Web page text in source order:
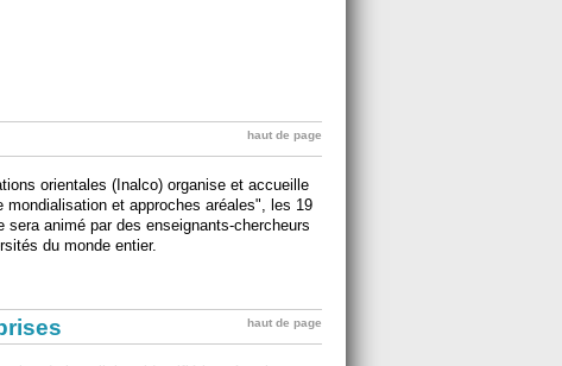
haut de page
orientales (Inalco) organise et accueille
mondialisation et approches aréales", les 19
animé par des enseignants-chercheurs
du monde entier.
haut de page